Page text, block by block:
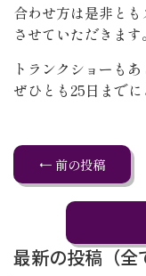
合わせ方は是非と
させていただきます。
トランクショーも
ぜひとも25日までに
← 前の投稿
最新の投稿（全